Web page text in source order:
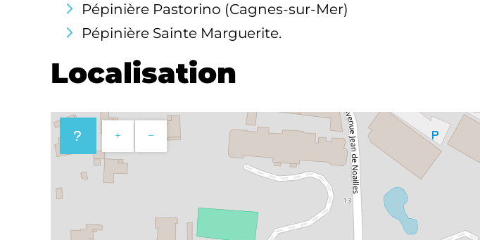
Pépinière Pastorino (Cagnes-sur-Mer)
Pépinière Sainte Marguerite.
Localisation
+ −